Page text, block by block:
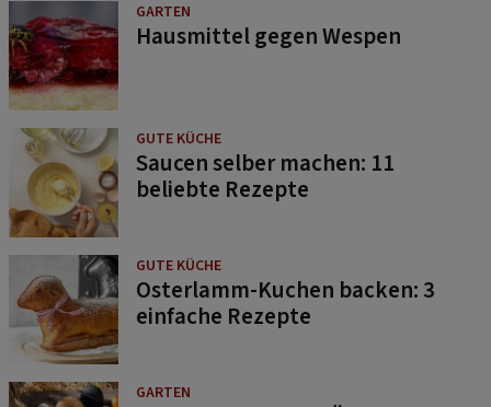
GARTEN
Hausmittel gegen Wespen
GUTE KÜCHE
Saucen selber machen: 11
beliebte Rezepte
GUTE KÜCHE
Osterlamm-Kuchen backen: 3
einfache Rezepte
GARTEN